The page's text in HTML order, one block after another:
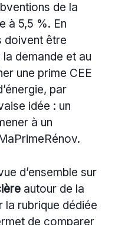
de la
à 5,5 %. En
doivent être
demande et au
une prime CEE
par
idée : un
à un
d’ensemble sur
autour de la
la rubrique dédiée
de comparer